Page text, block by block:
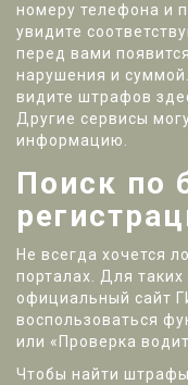
номеру телефона и
увидите
перед вами
нарушения и
видите штрафов
Другие сервисы
информацию.
Поиск по
Не всегда хочется
порталах. Для
официальный сайт
воспользоваться
или «Проверка
Чтобы найти